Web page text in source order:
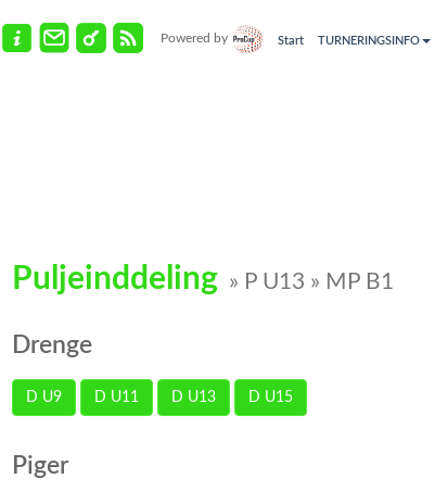
Powered by Start TURNERINGSINFO
Puljeinddeling » P U13 » MP B1
Drenge
D U9 D U11 D U13 D U15
Piger